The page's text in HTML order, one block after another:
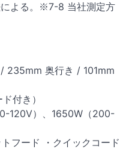
よる。※7-8 当社測定方
235mm 奥行き / 101mm
付き）
120V）、1650W（200-
フード ・クイックコード